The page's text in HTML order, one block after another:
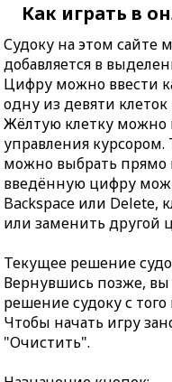
Как играть в
Судоку на этом
добавляется в
Цифру можно ввести
одну из девяти
Жёлтую клетку
управления
можно выбрать прямо
введённую цифру
Backspace или Delete,
или заменить другой
Текущее решение
Вернувшись позже,
решение судоку с
Чтобы начать игру
"Очистить".